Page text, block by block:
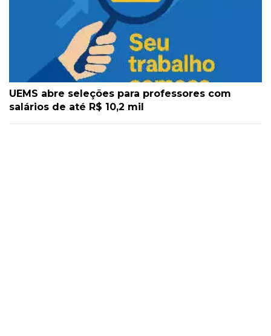
UEMS abre seleções para professores com
salários de até R$ 10,2 mil